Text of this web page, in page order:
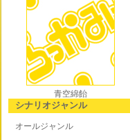
青空綿飴
シナリオジャンル
オールジャンル